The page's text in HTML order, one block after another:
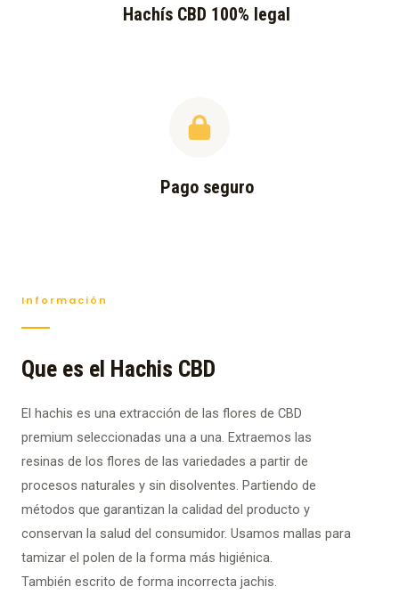
Hachís CBD 100% legal
Pago seguro
Información
Que es el Hachis CBD
El hachis es una extracción de las flores de CBD
premium seleccionadas una a una. Extraemos las
resinas de los flores de las variedades a partir de
procesos naturales y sin disolventes. Partiendo de
métodos que garantizan la calidad del producto y
conservan la salud del consumidor. Usamos mallas para
tamizar el polen de la forma más higiénica.
También escrito de forma incorrecta jachis.